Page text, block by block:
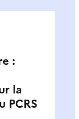
:
la
PCRS